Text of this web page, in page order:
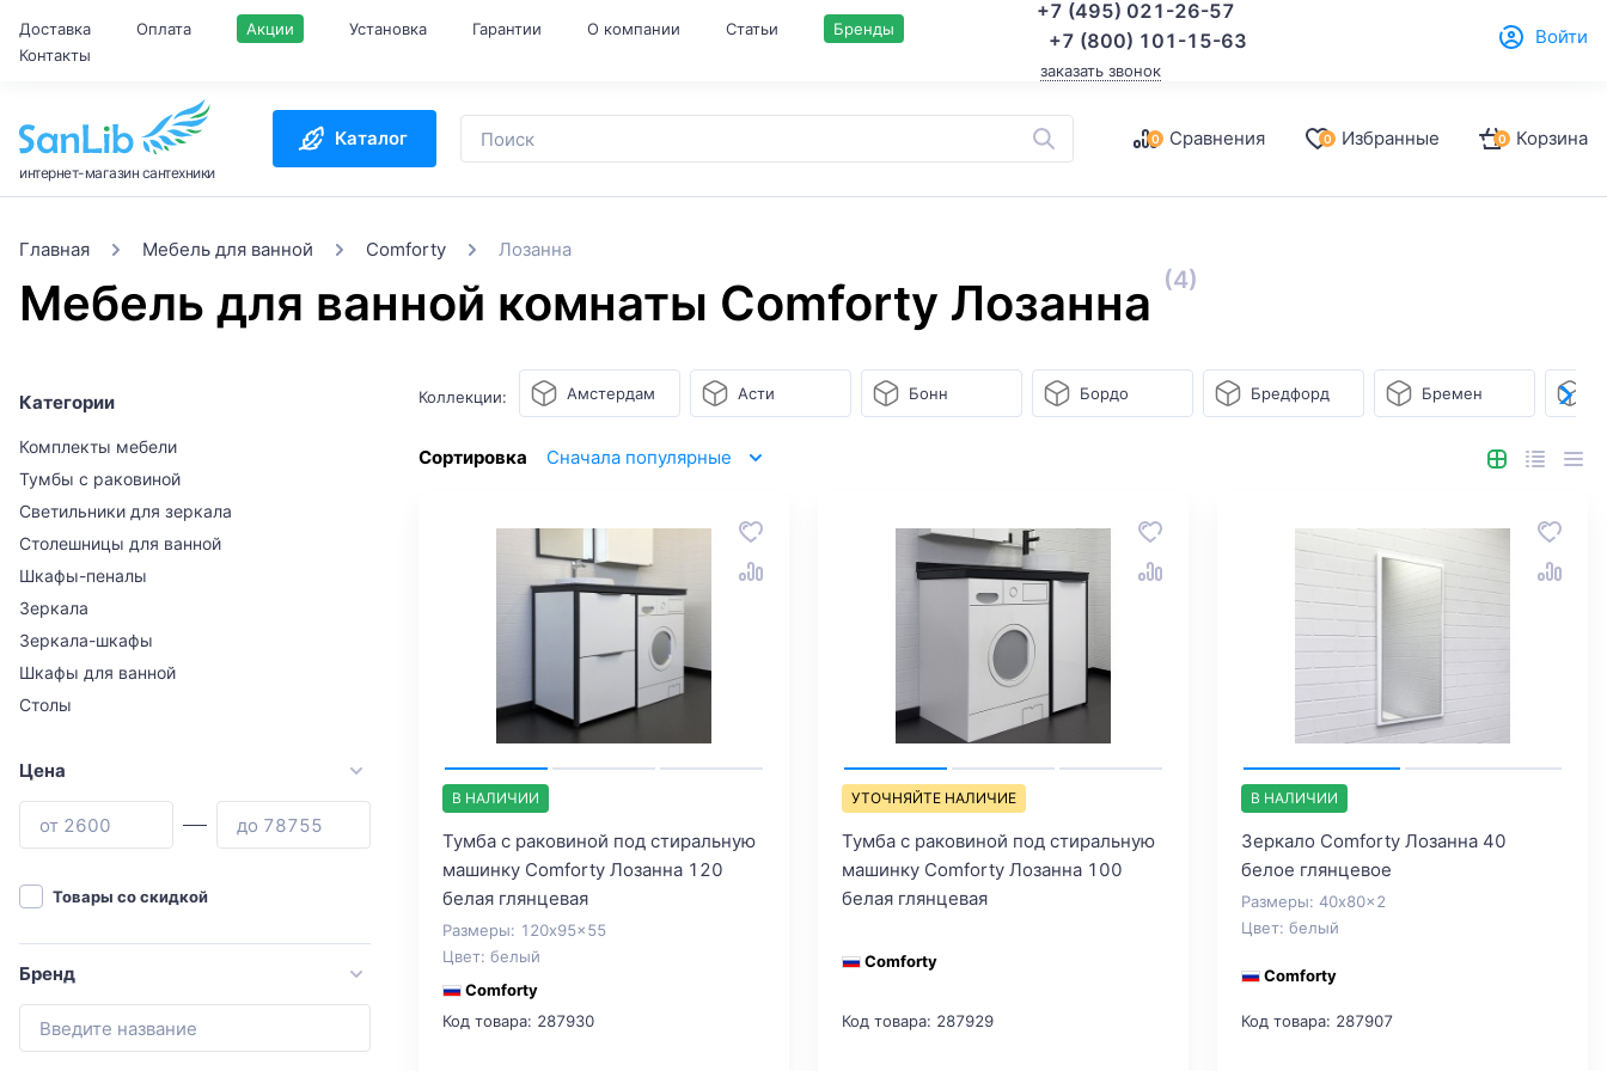
Доставка Оплата Акции Установка Гарантии О компании Статьи
Бренды
Контакты
+7 (495) 021-26-57
+7 (800) 101-15-63
заказать звонок
Войти
интернет-магазин сантехники
Каталог 0 Сравнения 0 Избранные 0 Корзина
Главная Мебель для ванной Comforty Лозанна
Мебель для ванной комнаты Comforty Лозанна (4)
Категории
Комплекты мебели
Тумбы с раковиной
Светильники для зеркала
Столешницы для ванной
Шкафы-пеналы
Зеркала
Зеркала-шкафы
Шкафы для ванной
Столы
Цена
Товары со скидкой
Бренд
Коллекции: Амстердам Асти Бонн Бордо Бредфорд Бремен
Сортировка Сначала популярные
В НАЛИЧИИ
Тумба с раковиной под стиральную
машинку Comforty Лозанна 120
белая глянцевая
Размеры: 120x95x55
Цвет: белый
Comforty
Код товара: 287930
УТОЧНЯЙТЕ НАЛИЧИЕ
Тумба с раковиной под стиральную
машинку Comforty Лозанна 100
белая глянцевая
Comforty
Код товара: 287929
В НАЛИЧИИ
Зеркало Comforty Лозанна 40
белое глянцевое
Размеры: 40x80x2
Цвет: белый
Comforty
Код товара: 287907